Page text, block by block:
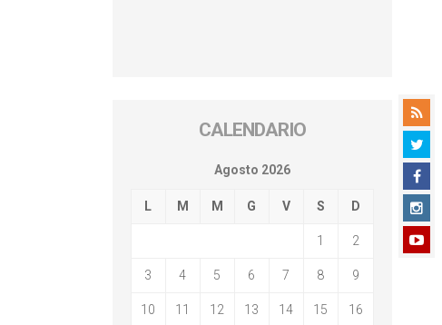
CALENDARIO
Agosto 2026
L M M G V S D
1 2
3 4 5 6 7 8 9
10 11 12 13 14 15 16